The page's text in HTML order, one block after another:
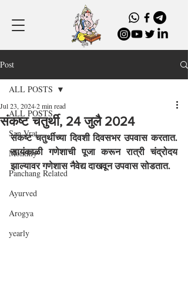
Post
ALL POSTS
San Vrat
Monthly
Panchang Related
Ayurved
Arogya
yearly
ALL POSTS
संकष्ट चतुर्थी, 24 जुलै 2024
Jul 23, 20242 min read
संकष्ट चतुर्थीच्या दिवशी दिवसभर उपवास करतात.
सायंकाळी गणेशाची पूजा करून रात्री चंद्रोदय
झाल्यावर गणेशास नैवेद्य दाखवून उपवास सोडतात.